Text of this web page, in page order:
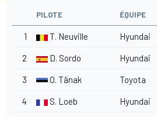
PILOTE ÉQUIPE
1 T. Neuville Hyundai
2 D. Sordo Hyundai
3 O. Tänak Toyota
4 S. Loeb Hyundai